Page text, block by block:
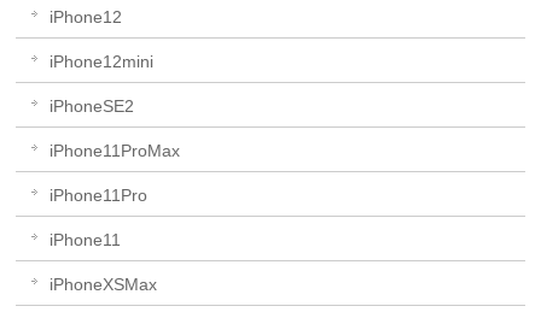
iPhone12
iPhone12mini
iPhoneSE2
iPhone11ProMax
iPhone11Pro
iPhone11
iPhoneXSMax